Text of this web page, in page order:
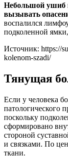
Небольшой ушиб
вызывать
воспалился
подколенной
Источник: https://
kolenom-szadi/
Тянущая
Если у человека
патологического
поскольку
сформировано
стороной
и связками. По
ткани.